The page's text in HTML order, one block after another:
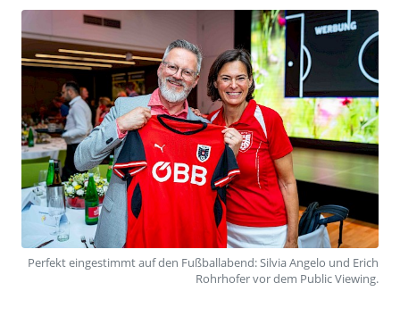
Perfekt eingestimmt auf den Fußballabend: Silvia Angelo und Erich
Rohrhofer vor dem Public Viewing.